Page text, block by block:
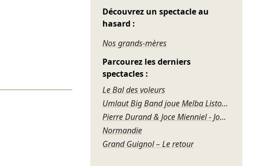
Découvrez un spectacle au
hasard :
Nos grands-mères
Parcourez les derniers
spectacles :
Le Bal des voleurs
Umlaut Big Band joue Melba Liston – Grandma’s Dance
Pierre Durand & Joce Mienniel - Jour de blues à Bamako
Normandie
Grand Guignol – Le retour